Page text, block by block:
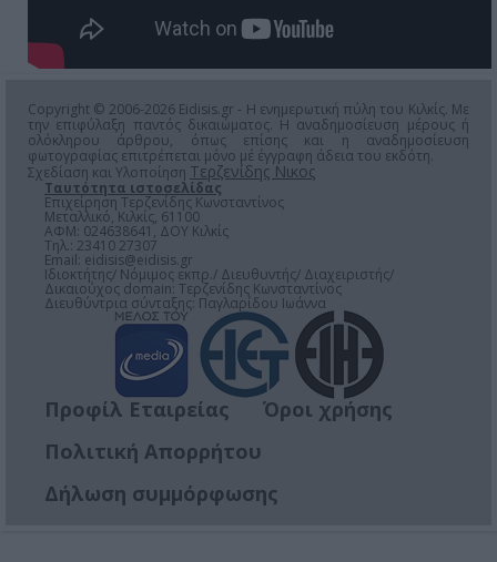
Copyright © 2006-2026 Eidisis.gr - Η ενημερωτική πύλη του Κιλκίς. Με
την επιφύλαξη παντός δικαιώματος. Η αναδημοσίευση μέρους ή
ολόκληρου άρθρου, όπως επίσης και η αναδημοσίευση
φωτογραφίας επιτρέπεται μόνο μέ έγγραφη άδεια του εκδότη.
Σχεδίαση και Υλοποίηση Τερζενίδης Νικος
Ταυτότητα ιστοσελίδας
Επιχείρηση Τερζενίδης Κωνσταντίνος
Μεταλλικό, Κιλκίς, 61100
ΑΦΜ: 024638641, ΔΟΥ Κιλκίς
Τηλ.: 23410 27307
Email: eidisis@eidisis.gr
Ιδιοκτήτης/ Νόμιμος εκπρ./ Διευθυντής/ Διαχειριστής/
Δικαιούχος domain: Τερζενίδης Κωνσταντίνος
Διευθύντρια σύνταξης: Παγλαρίδου Ιωάννα
Προφίλ Εταιρείας
Όροι χρήσης
Πολιτική Απορρήτου
Δήλωση συμμόρφωσης